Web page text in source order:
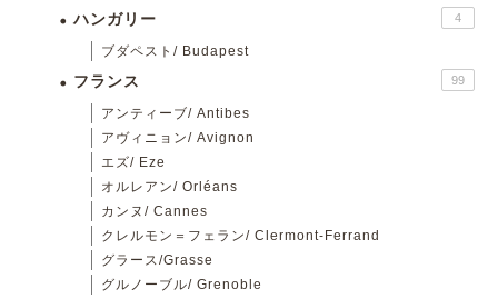
ハンガリー 4
ブダペスト/ Budapest
フランス 99
アンティーブ/ Antibes
アヴィニョン/ Avignon
エズ/ Eze
オルレアン/ Orléans
カンヌ/ Cannes
クレルモン＝フェラン/ Clermont-Ferrand
グラース/Grasse
グルノーブル/ Grenoble